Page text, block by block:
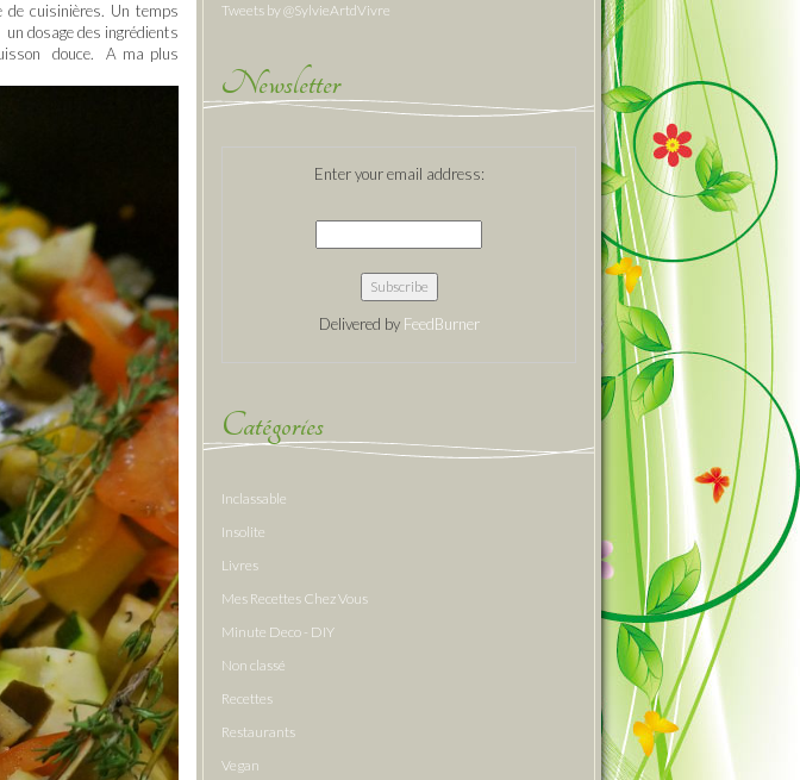
cuisinières. Un temps
dosage des ingrédients
douce. A ma plus
Tweets by @SylvieArtdVivre
Newsletter
Enter your email address:
Delivered by FeedBurner
Catégories
Inclassable
Insolite
Livres
Mes Recettes Chez Vous
Minute Deco - DIY
Non classé
Recettes
Restaurants
Vegan